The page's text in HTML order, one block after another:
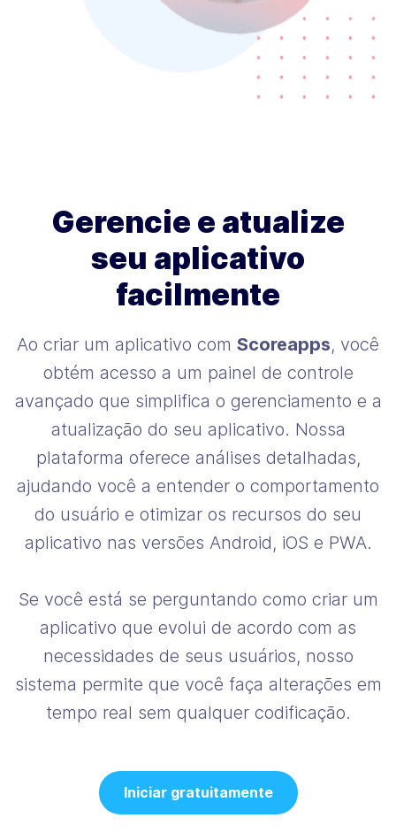
Gerencie e atualize
seu aplicativo
facilmente
Ao criar um aplicativo com Scoreapps, você
obtém acesso a um painel de controle
avançado que simplifica o gerenciamento e a
atualização do seu aplicativo. Nossa
plataforma oferece análises detalhadas,
ajudando você a entender o comportamento
do usuário e otimizar os recursos do seu
aplicativo nas versões Android, iOS e PWA.
Se você está se perguntando como criar um
aplicativo que evolui de acordo com as
necessidades de seus usuários, nosso
sistema permite que você faça alterações em
tempo real sem qualquer codificação.
Iniciar gratuitamente